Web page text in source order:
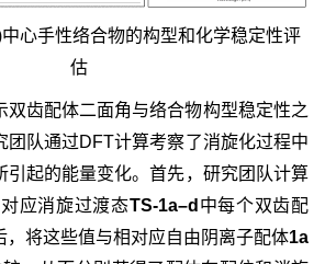
心手性络合物的构型和化学稳定性评
估
双齿配体二面角与络合物构型稳定性之
团队通过DFT计算考察了消旋化过程中
引起的能量变化。首先，研究团队计算
应消旋过渡态TS-1a–d 中每个双齿配
，将这些值与相对应自由阴离子配体1a